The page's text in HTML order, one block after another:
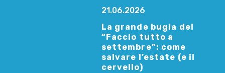
21.06.2026
La grande bugia del
“Faccio tutto a
settembre”: come
salvare l’estate (e il
cervello)